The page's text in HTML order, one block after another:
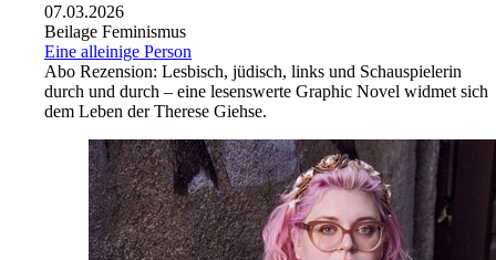
07.03.2026
Beilage Feminismus
Eine alleinige Person
Abo Rezension: Lesbisch, jüdisch, links und Schauspielerin
durch und durch – eine lesenswerte Graphic Novel widmet sich
dem Leben der Therese Giehse.